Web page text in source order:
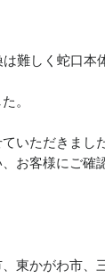
難しく蛇口本
。
いただきました
お客様にご確
東かがわ市、